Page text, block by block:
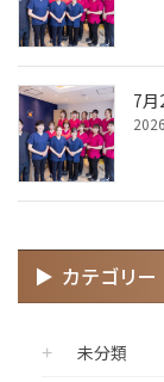
7
カテゴリー
未分類